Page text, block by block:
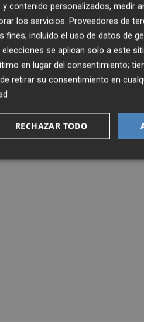
contenido personalizados, medir
los servicios. Proveedores de
incluido el uso de datos de
se aplican solo a este
en lugar del consentimiento;
retirar su consentimiento en
RECHAZAR TODO